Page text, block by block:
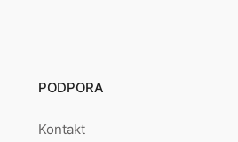
PODPORA
Kontakt